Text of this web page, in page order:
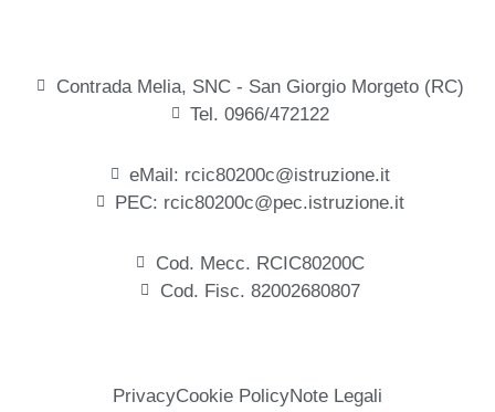
Contrada Melia, SNC - San Giorgio Morgeto (RC)
Tel. 0966/472122
eMail: rcic80200c@istruzione.it
PEC: rcic80200c@pec.istruzione.it
Cod. Mecc. RCIC80200C
Cod. Fisc. 82002680807
PrivacyCookie PolicyNote Legali